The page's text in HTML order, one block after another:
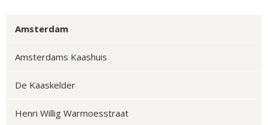
Amsterdam
Amsterdams Kaashuis
De Kaaskelder
Henri Willig Warmoesstraat